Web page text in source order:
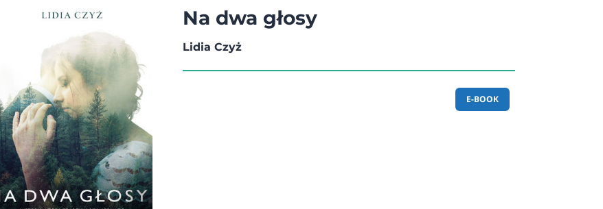
Na dwa głosy
Lidia Czyż
E-BOOK